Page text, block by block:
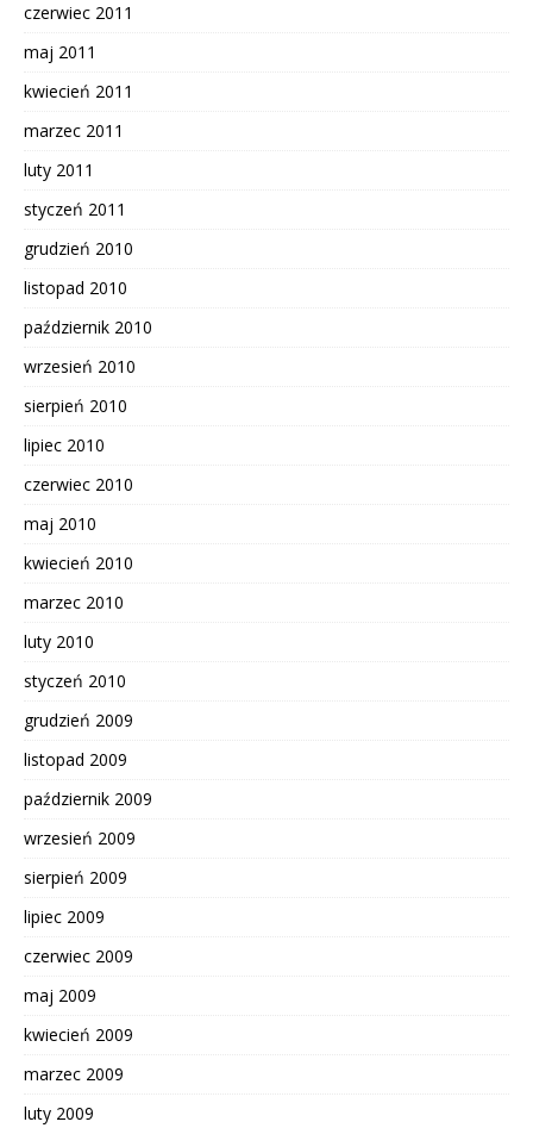
czerwiec 2011
maj 2011
kwiecień 2011
marzec 2011
luty 2011
styczeń 2011
grudzień 2010
listopad 2010
październik 2010
wrzesień 2010
sierpień 2010
lipiec 2010
czerwiec 2010
maj 2010
kwiecień 2010
marzec 2010
luty 2010
styczeń 2010
grudzień 2009
listopad 2009
październik 2009
wrzesień 2009
sierpień 2009
lipiec 2009
czerwiec 2009
maj 2009
kwiecień 2009
marzec 2009
luty 2009